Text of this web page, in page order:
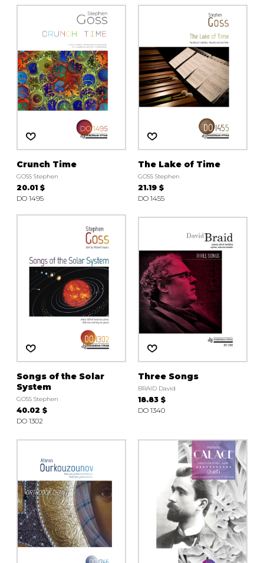
Crunch Time
GOSS Stephen
20.01 $
DO 1495
The Lake of Time
GOSS Stephen
21.19 $
DO 1455
Songs of the Solar
System
GOSS Stephen
40.02 $
DO 1302
Three Songs
BRAID David
18.83 $
DO 1340